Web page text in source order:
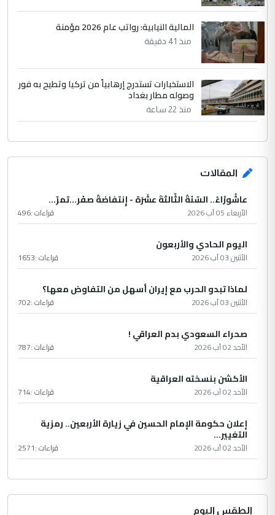
المالية النيابية: رواتب عام 2026 مؤمنة
منذ 41 دقيقة
الاستخبارات تستدرج إرهابياً من تركيا وتطيح به فور
وصوله مطار بغداد
منذ 22 ساعة
المقالات
عاشُورْاءُ.. السّنَةُ الثّالثةَ عشَرَة - إِنتفاضةُ صفَر…تمرّ...
الأربعاء 05 آب 2026 قراءات :496
اليوم الحادي والأربعون
الأثنين 03 آب 2026 قراءات :1653
لماذا تبدو الحرب مع إيران أسهل من التفاوض معها؟
الأثنين 03 آب 2026 قراءات :702
صحراء السعودي بدم العراقي !
الأحد 02 آب 2026 قراءات :787
الأكشن بنسخته العراقية
الأحد 02 آب 2026 قراءات :714
إعلان حكومة الإمام الحسين في زيارة الأربعين.. رمزية
التغيير...
الأحد 02 آب 2026 قراءات :2571
الطقس اليوم